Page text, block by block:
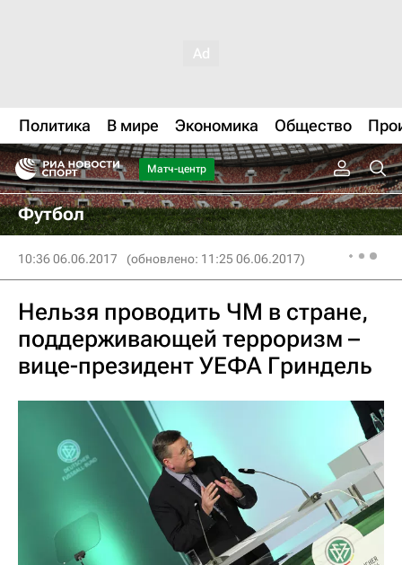
Политика В мире Экономика Общество
Матч-центр
Футбол
10:36 06.06.2017 (обновлено: 11:25 06.06.2017)
Нельзя проводить ЧМ в стране,
поддерживающей терроризм –
вице-президент УЕФА Гриндель